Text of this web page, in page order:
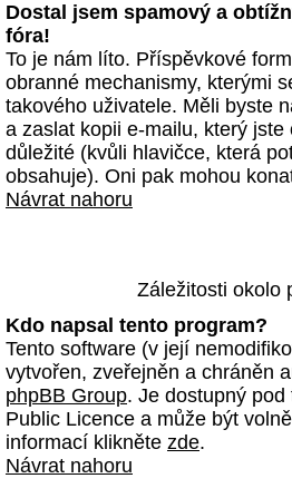
Dostal jsem spamový a
fóra!
To je nám líto. Příspěvkové
obranné mechanismy, kterými
takového uživatele. Měli byste
a zaslat kopii e-mailu, který jste
důležité (kvůli hlavičce, která
obsahuje). Oni pak mohou
Návrat nahoru
Záležitosti okolo
Kdo napsal tento program?
Tento software (v její
vytvořen, zveřejněn a chráněn
phpBB Group. Je dostupný pod
Public Licence a může být
informací klikněte zde.
Návrat nahoru